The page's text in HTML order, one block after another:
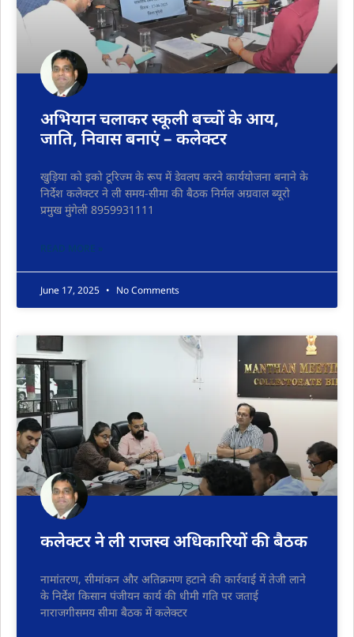
अभियान चलाकर स्कूली बच्चों के आय,
जाति, निवास बनाएं – कलेक्टर
खुड़िया को इको टूरिज्म के रूप में डेवलप करने कार्ययोजना बनाने के
निर्देश कलेक्टर ने ली समय-सीमा की बैठक निर्मल अग्रवाल ब्यूरो
प्रमुख मुंगेली 8959931111
READ MORE »
June 17, 2025 No Comments
कलेक्टर ने ली राजस्व अधिकारियों की बैठक
नामांतरण, सीमांकन और अतिक्रमण हटाने की कार्रवाई में तेजी लाने
के निर्देश किसान पंजीयन कार्य की धीमी गति पर जताई
नाराजगीसमय सीमा बैठक में कलेक्टर